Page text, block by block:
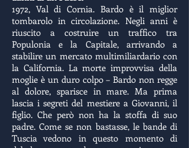
1972, Val di Cornia. Bardo è il miglior
tombarolo in circolazione. Negli anni è
riuscito a costruire un traffico tra
Populonia e la Capitale, arrivando a
stabilire un mercato multimiliardario con
la California. La morte improvvisa della
moglie è un duro colpo – Bardo non regge
al dolore, sparisce in mare. Ma prima
lascia i segreti del mestiere a Giovanni, il
figlio. Che però non ha la stoffa di suo
padre. Come se non bastasse, le bande di
Tuscia vedono in questo momento di